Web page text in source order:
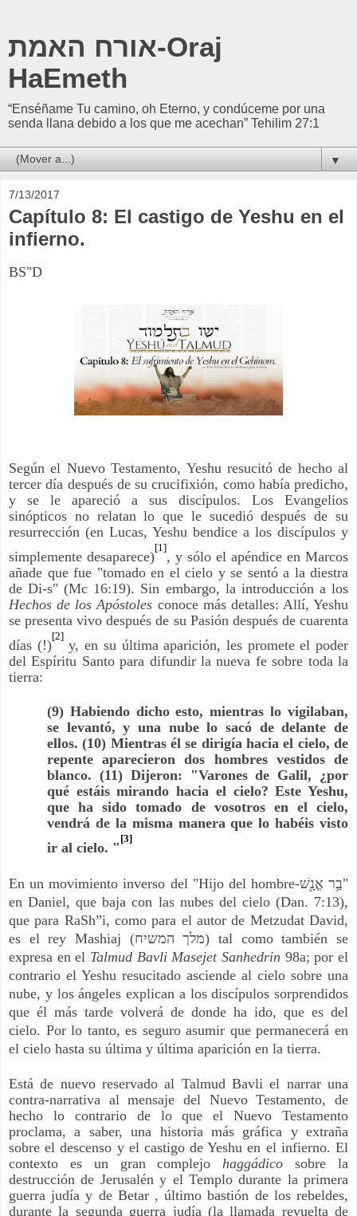
אורח האמת-Oraj
HaEmeth
“Enséñame Tu camino, oh Eterno, y condúceme por una
senda llana debido a los que me acechan” Tehilim 27:1
▼
7/13/2017
Capítulo 8: El castigo de Yeshu en el
infierno.
BS"D
Según el Nuevo Testamento, Yeshu resucitó de hecho al
tercer día después de su crucifixión, como había predicho,
y se le apareció a sus discípulos. Los Evangelios
sinópticos no relatan lo que le sucedió después de su
resurrección (en Lucas, Yeshu bendice a los discípulos y
simplemente desaparece)
[1]
, y sólo el apéndice en Marcos
añade que fue "tomado en el cielo y se sentó a la diestra
de Di-s" (Mc 16:19). Sin embargo, la introducción a los
Hechos de los Apóstoles conoce más detalles: Allí, Yeshu
se presenta vivo después de su Pasión después de cuarenta
días (!)
[2]
y, en su última aparición, les promete el poder
del Espíritu Santo para difundir la nueva fe sobre toda la
tierra:
(9) Habiendo dicho esto, mientras lo vigilaban,
se levantó, y una nube lo sacó de delante de
ellos. (10) Mientras él se dirigía hacia el cielo, de
repente aparecieron dos hombres vestidos de
blanco. (11) Dijeron: "Varones de Galil, ¿por
qué estáis mirando hacia el cielo? Este Yeshu,
que ha sido tomado de vosotros en el cielo,
vendrá de la misma manera que lo habéis visto
ir al cielo. "
[3]
En un movimiento inverso del "Hijo del hombre-בַ֥ר אֱנָ֖שׁ"
en Daniel, que baja con las nubes del cielo (Dan. 7:13),
que para RaSh”i, como para el autor de Metzudat David,
es el rey Mashiaj (מלך המשיח) tal como también se
expresa en el Talmud Bavli Masejet Sanhedrin 98a; por el
contrario el Yeshu resucitado asciende al cielo sobre una
nube, y los ángeles explican a los discípulos sorprendidos
que él más tarde volverá de donde ha ido, que es del
cielo. Por lo tanto, es seguro asumir que permanecerá en
el cielo hasta su última y última aparición en la tierra.
Está de nuevo reservado al Talmud Bavli el narrar una
contra-narrativa al mensaje del Nuevo Testamento, de
hecho lo contrario de lo que el Nuevo Testamento
proclama, a saber, una historia más gráfica y extraña
sobre el descenso y el castigo de Yeshu en el infierno. El
contexto es un gran complejo haggádicosobre la
destrucción de Jerusalén y el Templo durante la primera
guerra judía y de Betar , último bastión de los rebeldes,
durante la segunda guerra judía (la llamada revuelta de